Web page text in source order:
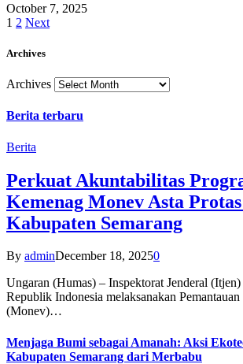
October 7, 2025
1 2 Next
Archives
Archives
Berita terbaru
Berita
Perkuat Akuntabilitas
Kemenag Monev Asta
Kabupaten Semarang
By adminDecember 18, 20250
Ungaran (Humas) – Inspektorat Jenderal
Republik Indonesia melaksanakan
(Monev)…
Menjaga Bumi sebagai Amanah: Aksi
Kabupaten Semarang dari Merbabu